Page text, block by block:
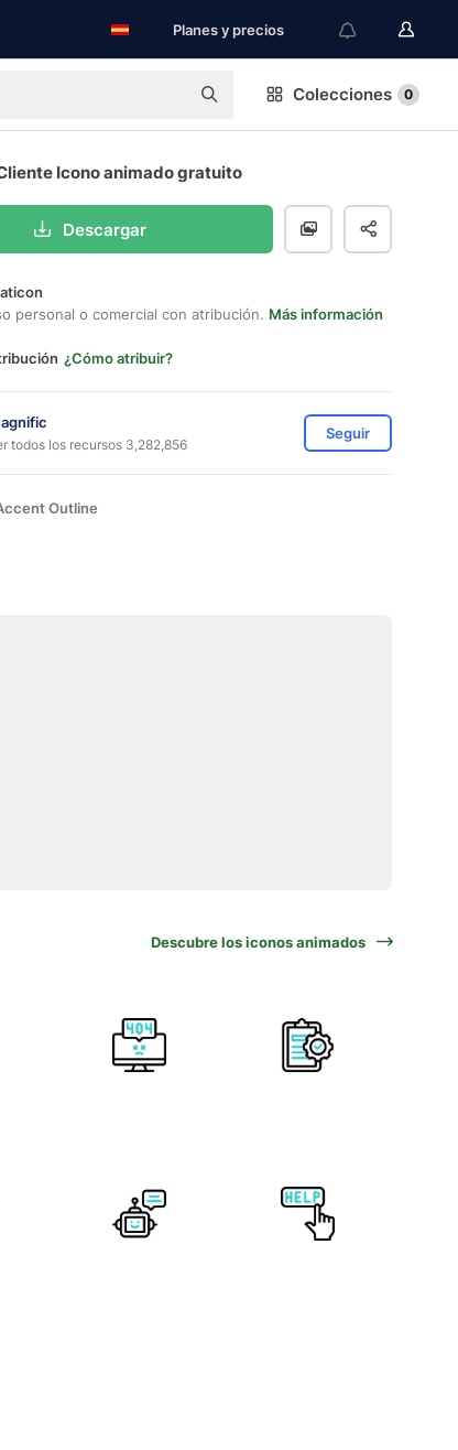
Planes y precios
Colecciones 0
Icono animado gratuito
Descargar
personal o comercial con atribución. Más información
¿Cómo atribuir?
todos los recursos 3,282,856
Seguir
Outline
Descubre los iconos animados